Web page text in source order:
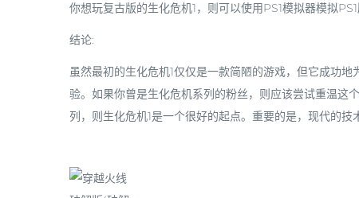
你想玩复古版的生化危机1，则可以使用PS1模拟器模拟
结论:
虽然最初的生化危机1仅仅是一款简陋的游戏，但它成功
验。如果你曾是生化危机系列的粉丝，则应该尝试重温这
列，则生化危机1是一个很好的起点。重要的是，现代的技